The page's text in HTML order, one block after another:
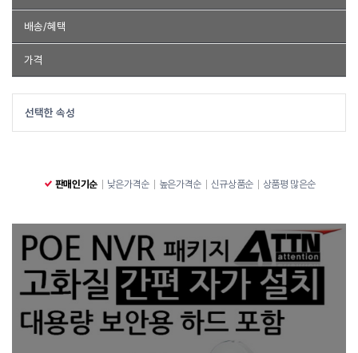
실내용 실외용
배송/혜택
무료배송
가격
~
선택한 속성
판매인기순 낮은가격순 높은가격순 신규상품순 상품평 많은순